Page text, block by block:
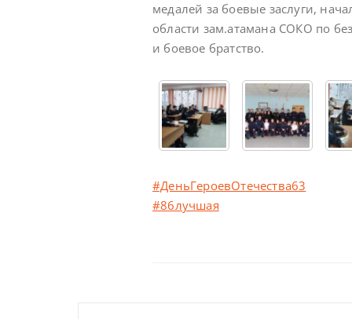
медалей за боевые заслуги,
области зам.атамана СОКО по
и боевое братство.
#ДеньГероевОтечества63
#86лучшая